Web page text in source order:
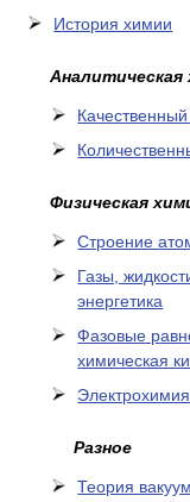
История химии
Аналитическая
Физическая
Cтроение
Газы,
энергетика
Фазовые
химическая
Электрохимия
Разное
Теория